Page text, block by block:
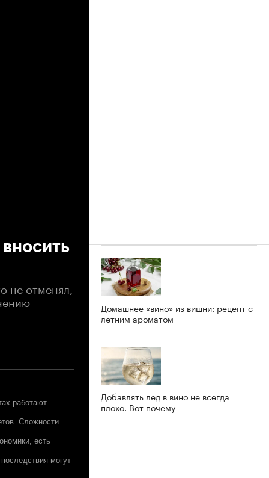
не отменял,
работают
Сложности
есть
могут
Домашнее «вино» из вишни: рецепт с
летним ароматом
Добавлять лед в вино не всегда
плохо. Вот почему